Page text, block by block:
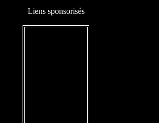
Liens sponsorisés